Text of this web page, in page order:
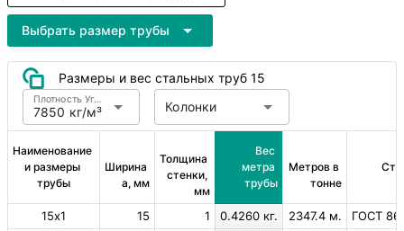
Выбрать размер трубы
Размеры и вес стальных труб 15
7850 кг/м³
Плотность Углеродистая сталь Колонки
Наименование
и размеры
трубы
Ширина
a, мм
Толщина
стенки,
мм
Вес
метра
трубы
Метров в
тонне
15х1 15 1 0.4260 кг. 2347.4 м.
ГОСТ